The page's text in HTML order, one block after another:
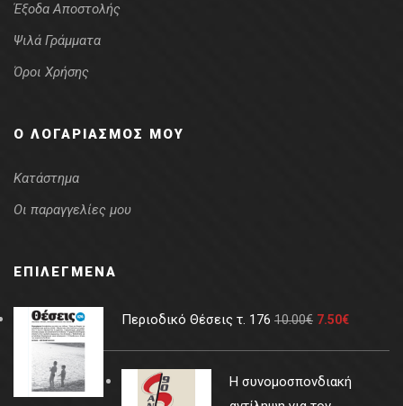
Έξοδα Αποστολής
Ψιλά Γράμματα
Όροι Χρήσης
Ο ΛΟΓΑΡΙΑΣΜΌΣ ΜΟΥ
Κατάστημα
Οι παραγγελίες μου
ΕΠΙΛΕΓΜΈΝΑ
Περιοδικό Θέσεις τ. 176 10.00€ 7.50€
Η συνομοσπονδιακή